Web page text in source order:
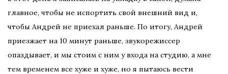
главное, чтобы не испортить свой внешний вид и,
чтобы Андрей не приехал раньше. По итогу, Андрей
приезжает на 10 минут раньше, звукорежиссер
опаздывает, и мы стоим с ним у входа на студию, а мне
тем временем все хуже и хуже, но я пытаюсь вести